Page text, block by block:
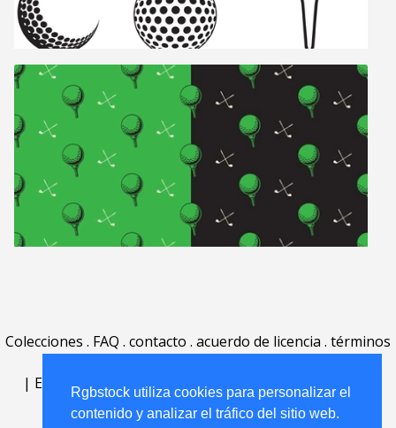
Rgbstock utiliza cookies para personalizar el
contenido y analizar el tráfico del sitio web.
Colecciones . FAQ . contacto . acuerdo de licencia . términos
| English | Deutsch| Español Português
Nederlands|